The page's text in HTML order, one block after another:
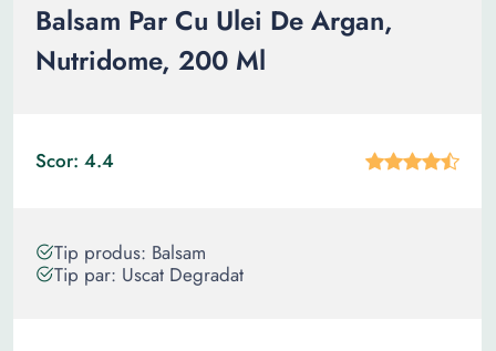
Balsam Par Cu Ulei De Argan,
Nutridome, 200 Ml
Scor: 4.4
Tip produs: Balsam
Tip par: Uscat Degradat